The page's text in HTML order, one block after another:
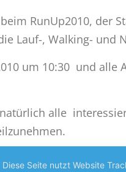
RunUp2010, der
Lauf-, Walking- und
um 10:30 und
alle
gibt es
Diese Seite nutzt Website